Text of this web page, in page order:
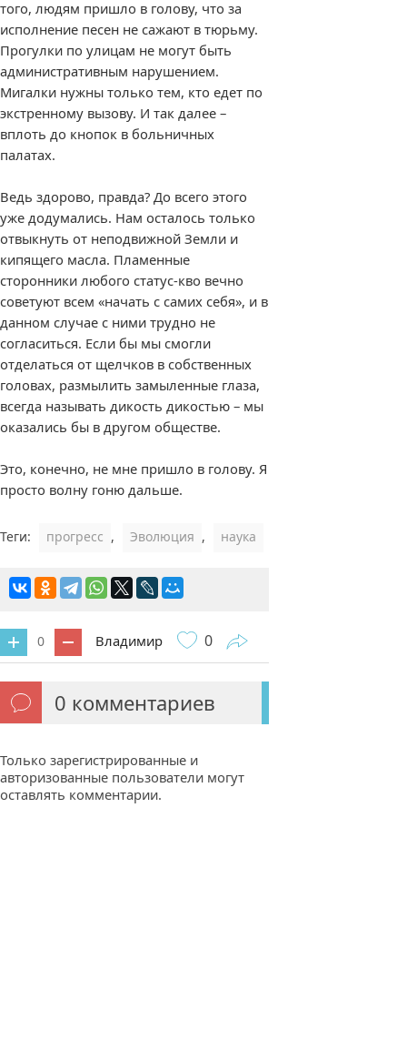
того, людям пришло в голову, что за
исполнение песен не сажают в тюрьму.
Прогулки по улицам не могут быть
административным нарушением.
Мигалки нужны только тем, кто едет по
экстренному вызову. И так далее –
вплоть до кнопок в больничных
палатах.
Ведь здорово, правда? До всего этого
уже додумались. Нам осталось только
отвыкнуть от неподвижной Земли и
кипящего масла. Пламенные
сторонники любого статус-кво вечно
советуют всем «начать с самих себя», и в
данном случае с ними трудно не
согласиться. Если бы мы смогли
отделаться от щелчков в собственных
головах, размылить замыленные глаза,
всегда называть дикость дикостью – мы
оказались бы в другом обществе.
Это, конечно, не мне пришло в голову. Я
просто волну гоню дальше.
Теги: прогресс , Эволюция , наука
0 Владимир 0
0 комментариев
Только зарегистрированные и
авторизованные пользователи могут
оставлять комментарии.